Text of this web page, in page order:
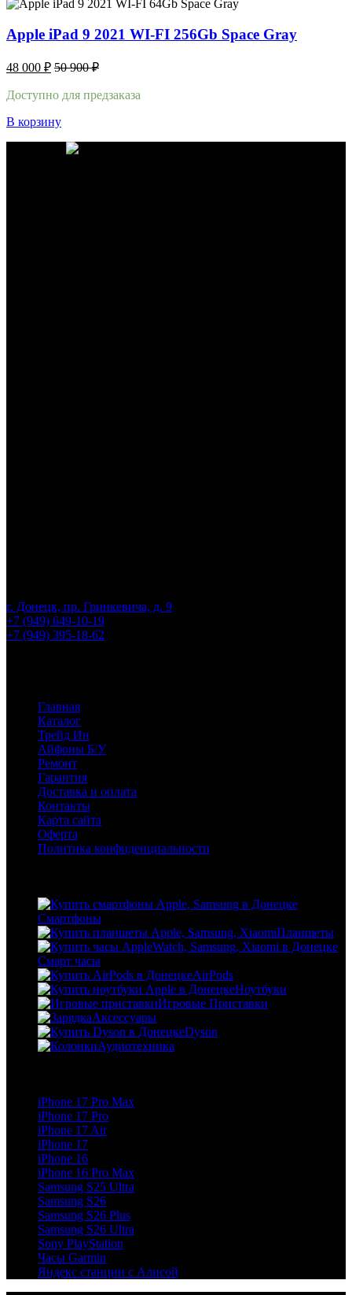
Apple iPad 9 2021 WI-FI 256Gb Space Gray
48 000 ₽ 50 900₽
Доступно для предзаказа
В корзину
г. Донецк, пр. Гринкевича, д. 9
+7 (949) 649-10-19
+7 (949) 395-18-62
Главная
Каталог
Трейд Ин
Айфоны Б/У
Ремонт
Гарантия
Доставка и оплата
Контакты
Карта сайта
Оферта
Политика конфиденциальности
Смартфоны
Планшеты
Смарт часы
AirPods
Ноутбуки
Игровые Приставки
Аксессуары
Dyson
Аудиотехника
iPhone 17 Pro Max
iPhone 17 Pro
iPhone 17 Air
iPhone 17
iPhone 16
iPhone 16 Pro Max
Samsung S25 Ultra
Samsung S26
Samsung S26 Plus
Samsung S26 Ultra
Sony PlayStation
Часы Garmin
Яндекс станции с Алисой